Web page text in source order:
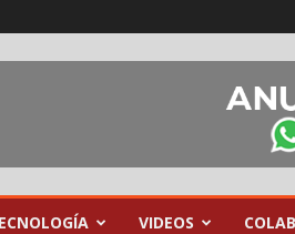
VIDEOS